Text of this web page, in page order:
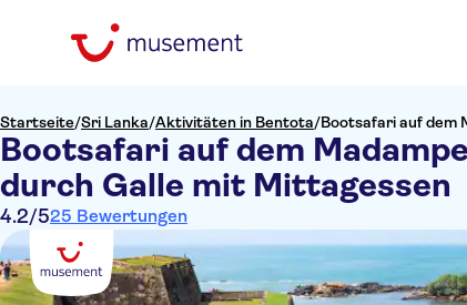
Startseite/Sri Lanka/Aktivitäten in Bentota/Bootsafari auf dem
Bootsafari auf dem
durch Galle mit Mittagessen
4.2/525 Bewertungen